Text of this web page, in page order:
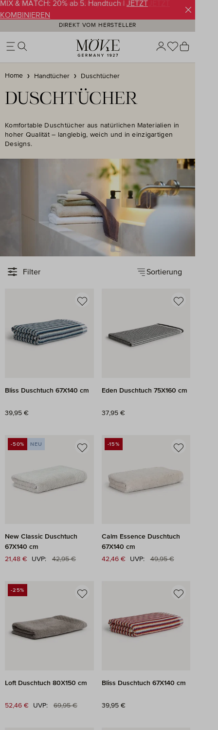
Zum Hauptinhalt springen
SUMMER SALE | Preisvorteil jetzt bis -50% |
ENTDECKEN
DIREKT VOM HERSTELLER
Du hast 0
Home Handtücher Duschtücher
DUSCHTÜCHER
Komfortable Duschtücher aus natürlichen Materialien in
hoher Qualität – langlebig, weich und in einzigartigen
Designs.
Filter Sortierung
Bliss Duschtuch 67X140 cm
Regulärer Preis:
39,95 €
Eden Duschtuch 75X160 cm
Regulärer Preis:
37,95 €
RABATT
-50% NEU
New Classic Duschtuch
67X140 cm
Verkaufspreis:
21,48 € UVP: Regulärer Preis:
42,95 €
RABATT
-15%
Calm Essence Duschtuch
67X140 cm
Verkaufspreis:
42,46 € UVP: Regulärer Preis:
49,95 €
RABATT
-25%
Loft Duschtuch 80X150 cm
Verkaufspreis:
52,46 € UVP: Regulärer Preis:
69,95 €
Bliss Duschtuch 67X140 cm
Regulärer Preis:
39,95 €